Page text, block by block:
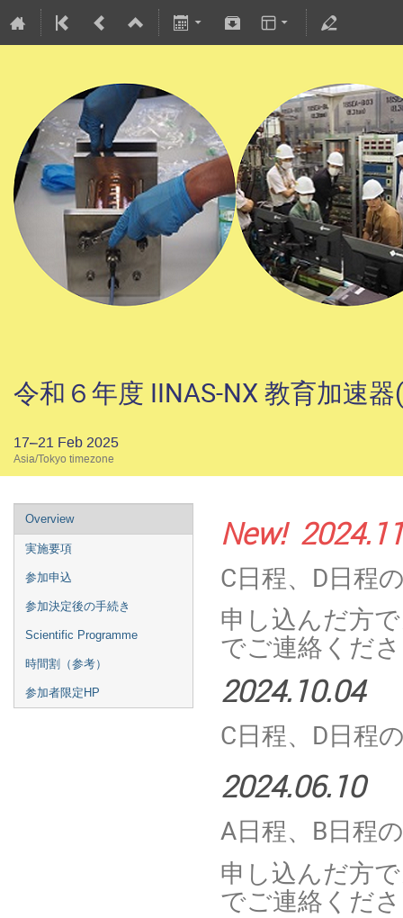
令和６年度 IINAS-NX 教育加速
17–21 Feb 2025
Asia/Tokyo timezone
Overview
実施要項
参加申込
参加決定後の手続き
Scientific Programme
時間割（参考）
参加者限定HP
New!
C日程、D日程
申し込んだ方
でご連絡くだ
2024.10.04
C日程、D日程
2024.06.10
A日程、B日程
申し込んだ方
でご連絡くだ